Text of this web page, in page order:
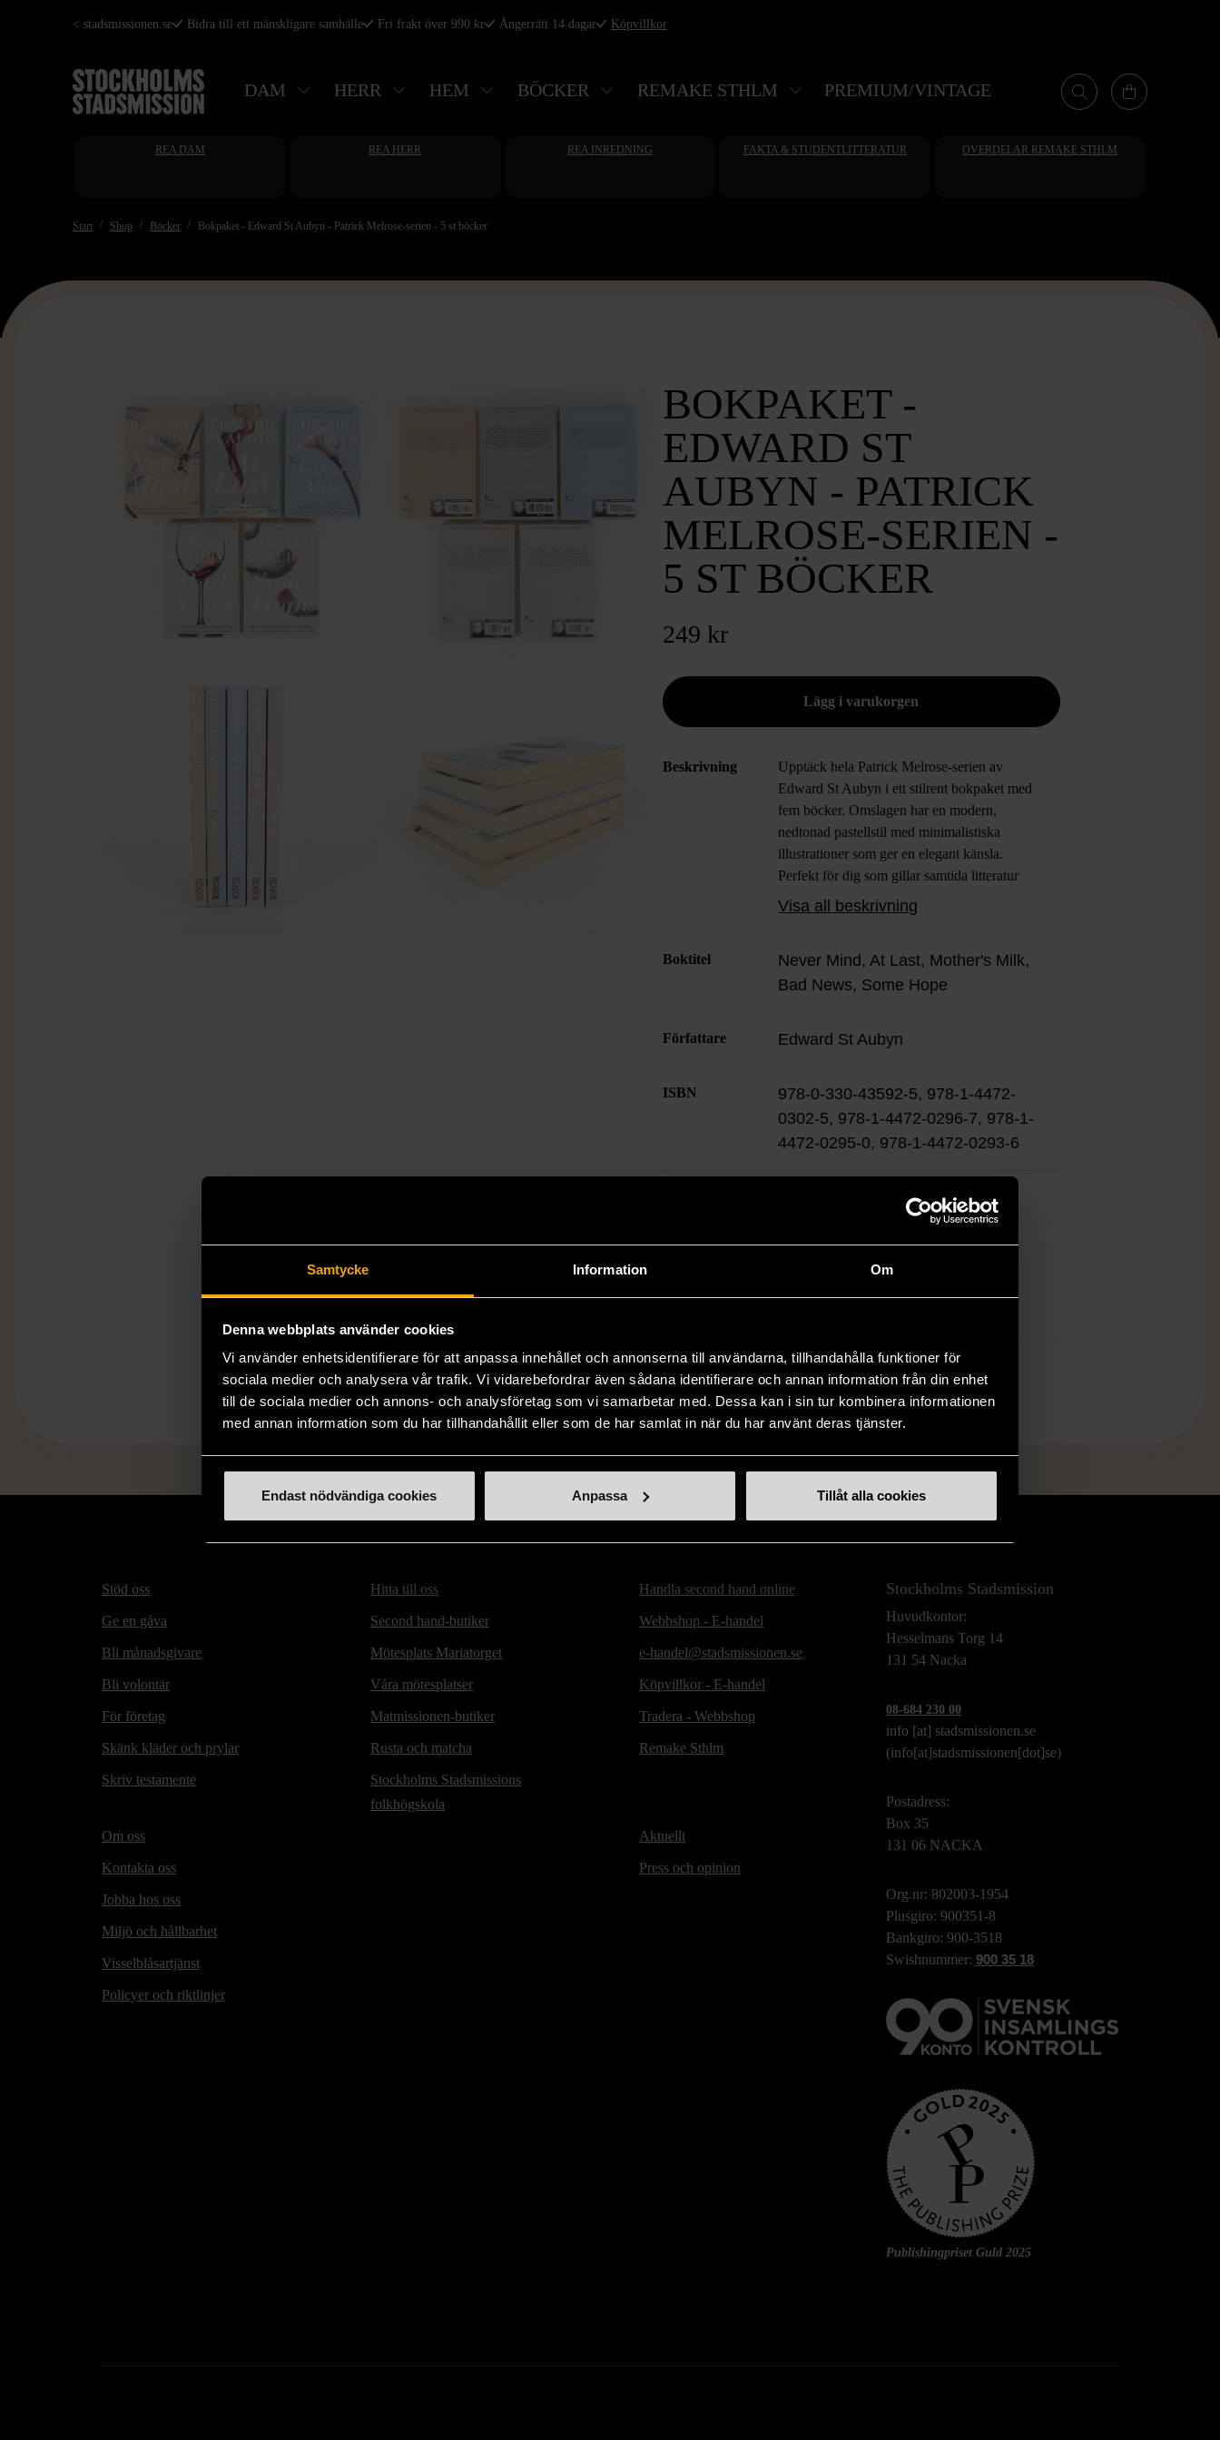
Samtycke Information Om
Denna webbplats använder cookies
Vi använder enhetsidentifierare för att anpassa innehållet och annonserna till användarna, tillhandahålla funktioner för
sociala medier och analysera vår trafik. Vi vidarebefordrar även sådana identifierare och annan information från din enhet
till de sociala medier och annons- och analysföretag som vi samarbetar med. Dessa kan i sin tur kombinera informationen
med annan information som du har tillhandahållit eller som de har samlat in när du har använt deras tjänster.
Endast nödvändiga cookies Anpassa Tillåt alla cookies
Hoppa
huvudinnehåll
< stadsmissionen.se Bidra till ett mänskligare samhälle Fri frakt över 990 kr Ångerrätt 14 dagar Köpvillkor
DAM HERR HEM BÖCKER REMAKE STHLM PREMIUM/VINTAGE
REA DAM REA HERR REA INREDNING FAKTA & STUDENTLITTERATUR ÖVERDELAR REMAKE STHLM
Start Shop Böcker Bokpaket - Edward St Aubyn - Patrick Melrose-serien - 5 st böcker
BOKPAKET -
EDWARD ST
AUBYN - PATRICK
MELROSE-SERIEN -
5 ST BÖCKER
249 kr
Beskrivning
Upptäck hela Patrick Melrose-serien av
Edward St Aubyn i ett stilrent bokpaket med
fem böcker. Omslagen har en modern,
nedtonad pastellstil med minimalistiska
illustrationer som ger en elegant känsla.
Perfekt för dig som gillar samtida litteratur
med snygga bokhyllor och uppskattar det där
lilla extra i design och känsla. Flexibla
Språk:Engelska
Format:Pocket
Visa all beskrivning
Boktitel
Never Mind, At Last, Mother's Milk,
Bad News, Some Hope
Författare Edward St Aubyn
ISBN
978-0-330-43592-5, 978-1-4472-
0302-5, 978-1-4472-0296-7, 978-1-
4472-0295-0, 978-1-4472-0293-6
Stöd oss
Ge en gåva
Bli månadsgivare
Bli volontär
För företag
Skänk kläder och prylar
Skriv testamente
Hitta till oss
Second hand-butiker
Mötesplats Mariatorget
Våra mötesplatser
Matmissionen-butiker
Rusta och matcha
Stockholms Stadsmissions
folkhögskola
Handla second hand online
Webbshop - E-handel
e-handel@stadsmissionen.se
Köpvillkor - E-handel
Tradera - Webbshop
Remake Sthlm
Om oss
Kontakta oss
Jobba hos oss
Miljö och hållbarhet
Visselblåsartjänst
Policyer och riktlinjer
Aktuellt
Press och opinion
Stockholms Stadsmission
Huvudkontor:
Hesselmans Torg 14
131 54 Nacka
08-684 230 00
info [at] stadsmissionen.se
(info[at]stadsmissionen[dot]se)
Postadress:
Box 35
131 06 NACKA
Org.nr: 802003-1954
Plusgiro: 900351-8
Bankgiro: 900-3518
Swishnummer: 900 35 18
Publishingpriset Guld 2025